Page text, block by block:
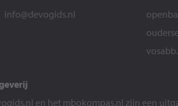
info@devogids.nl
en het mbokompas.nl zijn een